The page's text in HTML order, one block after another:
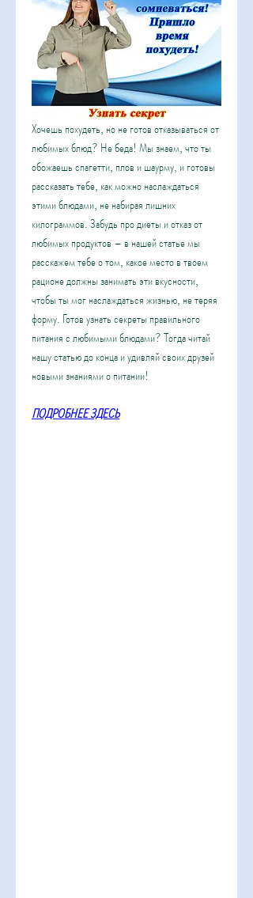
Хочешь похудеть, но не готов отказываться от
любимых блюд? Не беда! Мы знаем, что ты
обожаешь спагетти, плов и шаурму, и готовы
рассказать тебе, как можно наслаждаться
этими блюдами, не набирая лишних
килограммов. Забудь про диеты и отказ от
любимых продуктов – в нашей статье мы
расскажем тебе о том, какое место в твоем
рационе должны занимать эти вкусности,
чтобы ты мог наслаждаться жизнью, не теряя
форму. Готов узнать секреты правильного
питания с любимыми блюдами? Тогда читай
нашу статью до конца и удивляй своих друзей
новыми знаниями о питании!
ПОДРОБНЕЕ ЗДЕСЬ